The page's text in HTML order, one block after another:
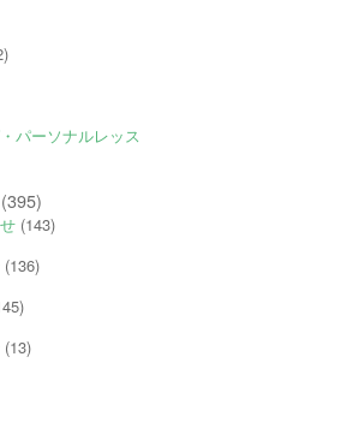
パーソナルレッス
(395)
(143)
(136)
(13)